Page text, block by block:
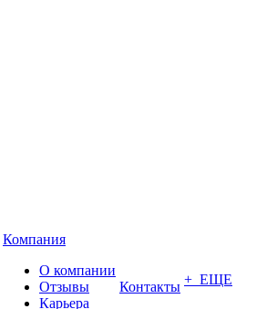
Компания
О компании
Отзывы
Карьера
Контакты + ЕЩЕ